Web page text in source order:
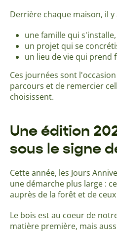
Derrière chaque maison, il
une famille qui s'installe,
un projet qui se
un lieu de vie qui prend
Ces journées sont
parcours et de remercier
choisissent.
Une édition
sous le signe
Cette année, les Jours
une démarche plus large :
auprès de la forêt et de
Le bois est au coeur de
matière première, mais